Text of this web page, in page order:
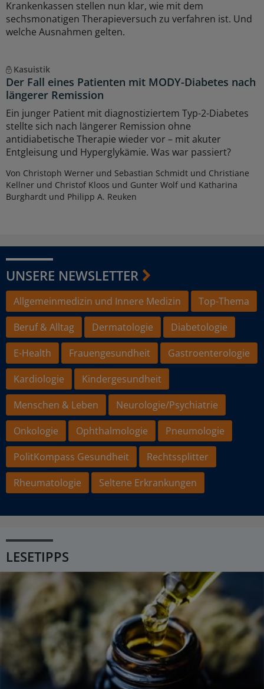
Krankenkassen stellen nun klar, wie mit dem
sechsmonatigen Therapieversuch zu verfahren ist. Und
welche Ausnahmen gelten.
Kasuistik
Der Fall eines Patienten mit MODY-Diabetes nach
längerer Remission
Ein junger Patient mit diagnostiziertem Typ-2-Diabetes
stellte sich nach längerer Remission ohne
antidiabetische Therapie wieder vor – mit akuter
Entgleisung und Hyperglykämie. Was war passiert?
Von Christoph Werner und Sebastian Schmidt und Christiane
Kellner und Christof Kloos und Gunter Wolf und Katharina
Burghardt und Philipp A. Reuken
UNSERE NEWSLETTER
Allgemeinmedizin und Innere Medizin
Top-Thema
Beruf & Alltag
Dermatologie
Diabetologie
E-Health
Frauengesundheit
Gastroenterologie
Kardiologie
Kindergesundheit
Menschen & Leben
Neurologie/Psychiatrie
Onkologie
Ophthalmologie
Pneumologie
PolitKompass Gesundheit
Rechtssplitter
Rheumatologie
Seltene Erkrankungen
LESETIPPS